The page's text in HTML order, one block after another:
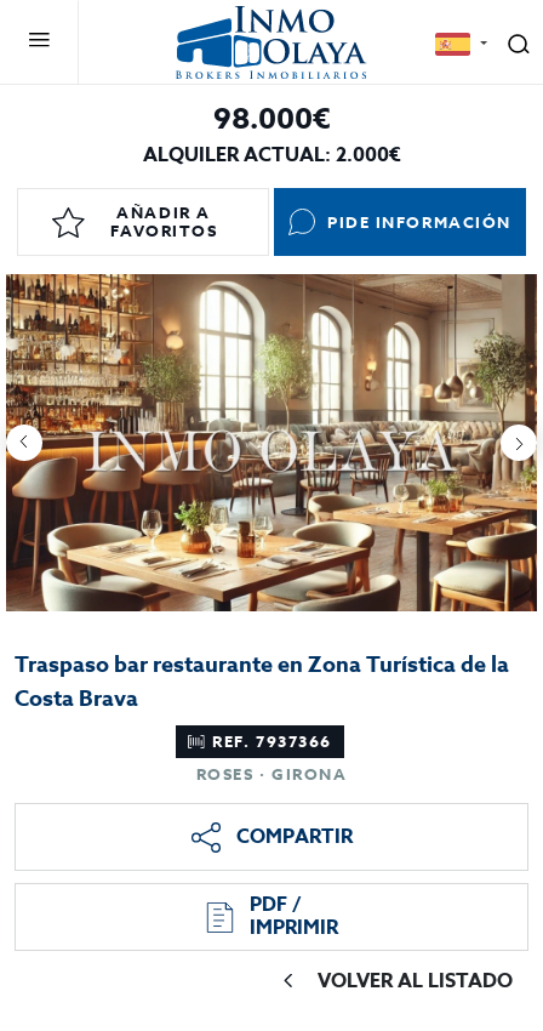
98.000€
ALQUILER ACTUAL: 2.000€
AÑADIR A
FAVORITOS
PIDE INFORMACIÓN
Traspaso bar restaurante en Zona Turística de la
Costa Brava
REF. 7937366
ROSES · GIRONA
COMPARTIR
PDF /
IMPRIMIR
VOLVER AL LISTADO